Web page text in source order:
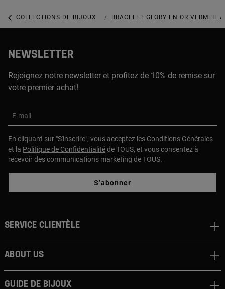
COLLECTIONS DE BIJOUX COLLECTION GLORY
BRACELET GLORY EN OR VERMEIL
NEWSLETTER
Rejoignez notre newsletter et profitez de 10% de remise sur
votre premier achat!
E-mail
En cliquant sur "S'inscrire", vous acceptez les Conditions Générales
et la Politique de Confidentialitéde TOUS, et vous consentez à
recevoir des communications marketing de TOUS.
S’abonner
Service clientèle
About us
Guide de bijoux